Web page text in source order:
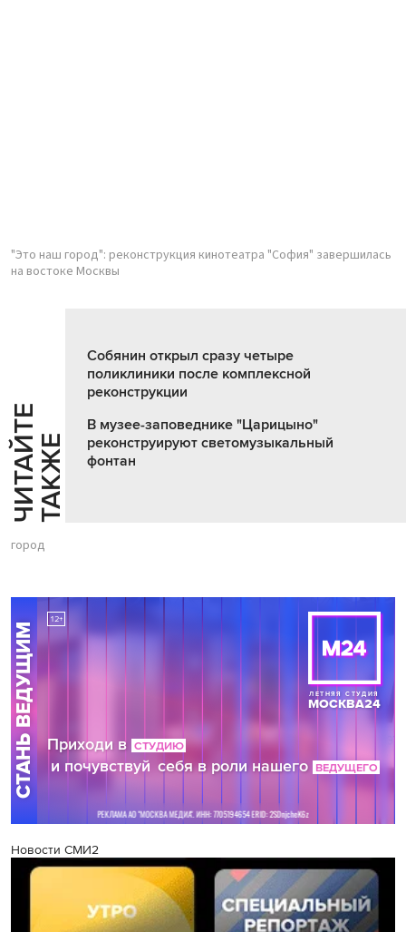
"Это наш город": реконструкция кинотеатра "София" завершилась
на востоке Москвы
Ч
И
Т
АЙ
Т
Е
Т
А
К
ЖЕ
Собянин открыл сразу четыре
поликлиники после комплексной
реконструкции
В музее-заповеднике "Царицыно"
реконструируют светомузыкальный
фонтан
город
Новости СМИ2